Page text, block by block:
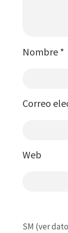
Nombre *
Correo
Web
SM (ver